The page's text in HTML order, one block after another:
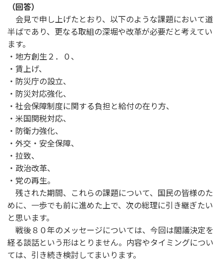
（回答）
会見で申し上げたとおり、以下のような課題において道
半ばであり、更なる取組の深堀や改革が必要だと考えてい
ます。
・地方創生２．０、
・賃上げ、
・防災庁の設立、
・防災対応強化、
・社会保障制度に関する負担と給付の在り方、
・米国関税対応、
・防衛力強化、
・外交・安全保障、
・拉致、
・政治改革、
・党の再生。
残された期間、これらの課題について、国民の皆様のた
めに、一歩でも前に進めた上で、次の総理に引き継ぎたい
と思います。
戦後８０年のメッセージについては、今回は閣議決定を
経る談話という形はとりません。内容やタイミングについ
ては、引き続き検討してまいります。